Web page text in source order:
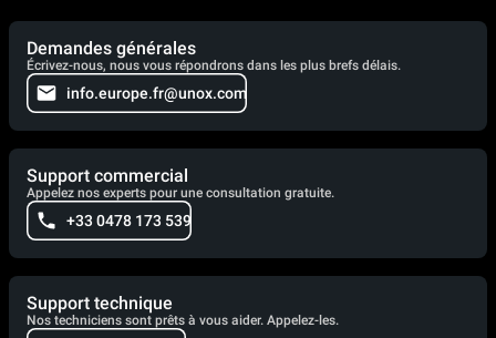
Demandes générales
Écrivez-nous, nous vous répondrons dans les plus brefs délais.
info.europe.fr@unox.com
Support commercial
Appelez nos experts pour une consultation gratuite.
+33 0478 173 539
Support technique
Nos techniciens sont prêts à vous aider. Appelez-les.